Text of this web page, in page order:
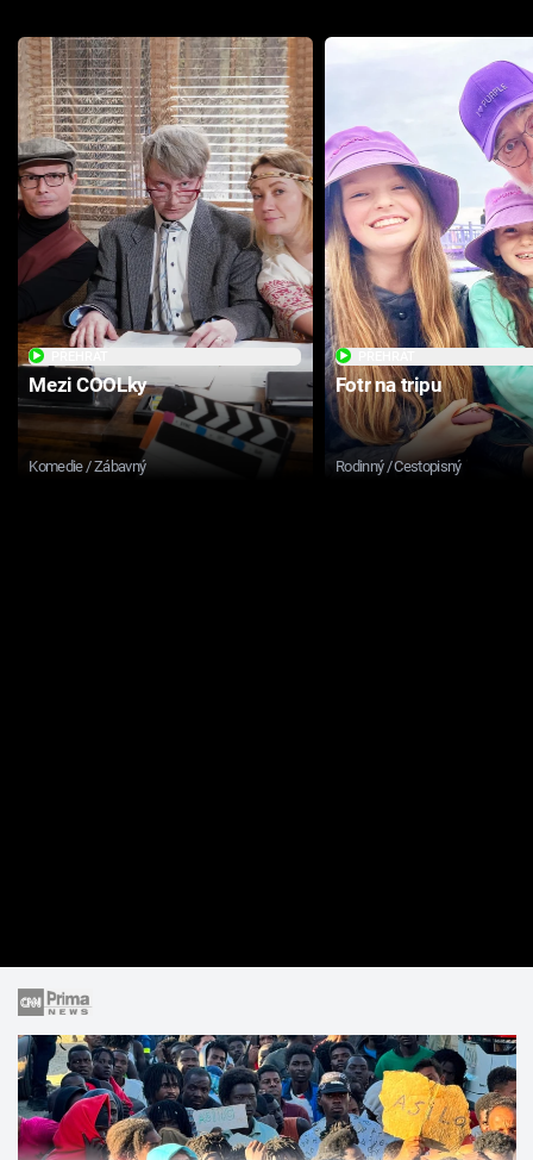
Mezi COOLky
Komedie / Zábavný
Fotr na tripu
Rodinný / Cestopisný